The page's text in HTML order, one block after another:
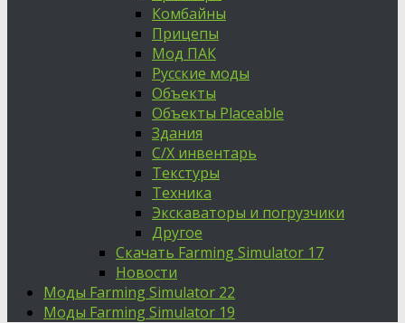
Комбайны
Прицепы
Мод ПАК
Русские моды
Объекты
Объекты Placeable
Здания
С/Х инвентарь
Текстуры
Техника
Экскаваторы и погрузчики
Другое
Скачать Farming Simulator 17
Новости
Моды Farming Simulator 22
Моды Farming Simulator 19